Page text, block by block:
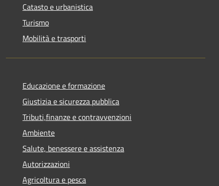
Catasto e urbanistica
Turismo
Mobilità e trasporti
Educazione e formazione
Giustizia e sicurezza pubblica
Tributi,finanze e contravvenzioni
Ambiente
Salute, benessere e assistenza
Autorizzazioni
Agricoltura e pesca